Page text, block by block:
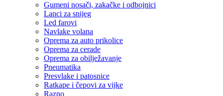
Gumeni nosači, zakačke i odbojnici
Lanci za snijeg
Led farovi
Navlake volana
Oprema za auto prikolice
Oprema za cerade
Oprema za obilježavanje
Pneumatika
Presvlake i patosnice
Ratkape i čepovi za vijke
Razno